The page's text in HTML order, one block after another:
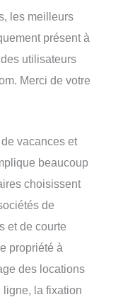
les meilleurs
présent à
utilisateurs
Merci de votre
vacances et
beaucoup
choisissent
de
et de courte
propriété à
des locations
ligne, la fixation